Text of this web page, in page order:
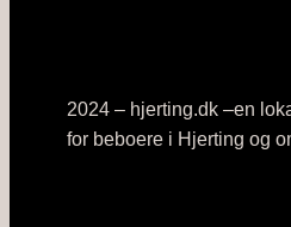
2024 – hjerting.dk –en
for beboere i Hjerting og